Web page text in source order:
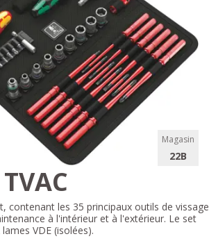
Magasin
22B
contenant les 35 principaux outils de vissage
à l'intérieur et à l'extérieur. Le set
VDE (isolées).